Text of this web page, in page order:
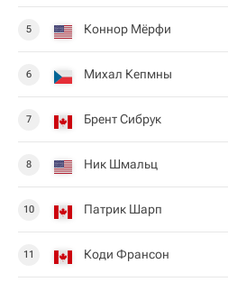
5 Коннор Мёрфи
6 Михал Кепмны
7 Брент Сибрук
8 Ник Шмальц
10 Патрик Шарп
11 Коди Франсон